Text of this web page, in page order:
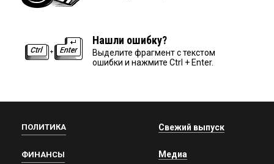
Нашли ошибку?
Выделите фрагмент с текстом
ошибки и нажмите Ctrl + Enter.
ПОЛИТИКА
ФИНАНСЫ
Свежий выпуск
Медиа